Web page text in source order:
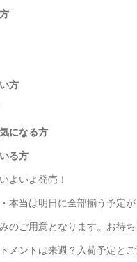
方
になる方
る方
よいよ発売！
本当は明日に全部揃う予定が
のご用意となります。お待
メントは来週？入荷予定と